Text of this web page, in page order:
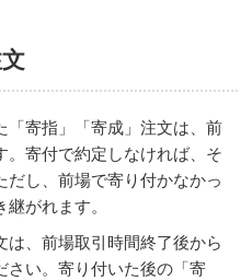
「寄指」「寄成」注文は、前
。寄付で約定しなければ、そ
し、前場で寄り付かなかっ
がれます。
、前場取引時間終了後から
さい。寄り付いた後の「寄